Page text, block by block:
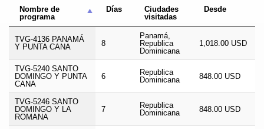
Nombre de
programa
Días
Ciudades
visitadas
Desde
TVG-4136 PANAMÁ
Y PUNTA CANA
8
Panamá,
Republica
Dominicana
1,018.00 USD
TVG-5240 SANTO
DOMINGO Y PUNTA
CANA
6
Republica
Dominicana
848.00 USD
TVG-5246 SANTO
DOMINGO Y LA
ROMANA
7
Republica
Dominicana
848.00 USD